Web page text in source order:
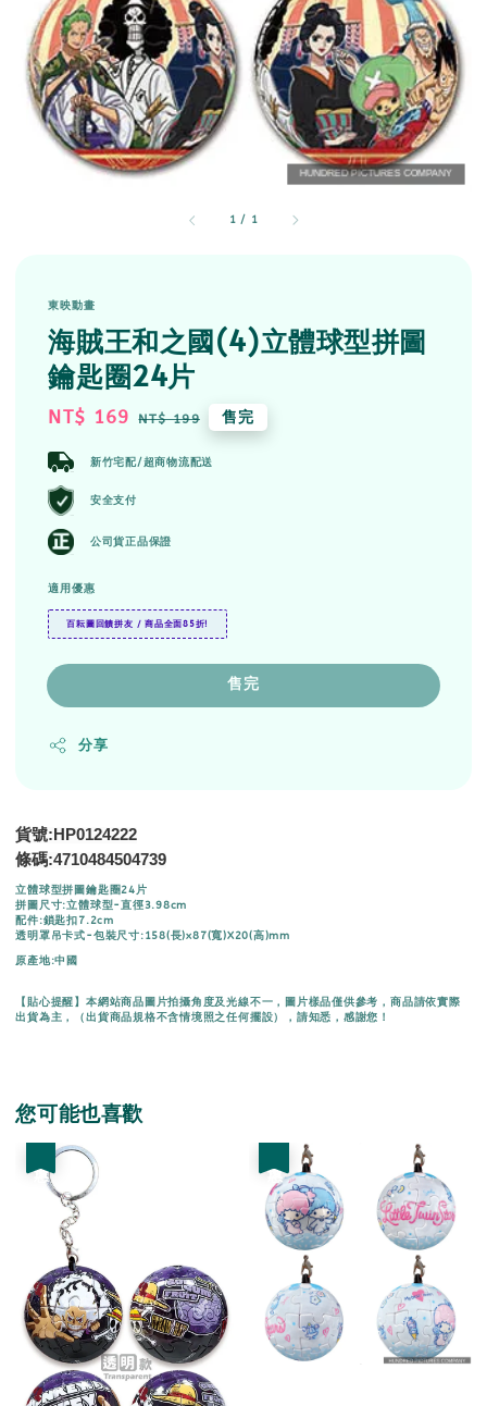
1 / 1
東映動畫
海賊王和之國(4)立體球型拼圖
鑰匙圈24片
Sale
NT$ 169 Regular
NT$ 199 售完
新竹宅配/超商物流配送
安全支付
公司貨正品保證
適用優惠
百耘圖回饋拼友 / 商品全面85折!
售完
分享
貨號:HP0124222
條碼:4710484504739
立體球型拼圖鑰匙圈24片
拼圖尺寸:立體球型-直徑3.98cm
配件:鎖匙扣7.2cm
透明罩吊卡式-包裝尺寸:158(長)x87(寬)X20(高)mm
原產地:中國
【貼心提醒】本網站商品圖片拍攝角度及光線不一，圖片樣品僅供參考，商品請依實際
出貨為主，（出貨商品規格不含情境照之任何擺設），請知悉，感謝您！
您可能也喜歡